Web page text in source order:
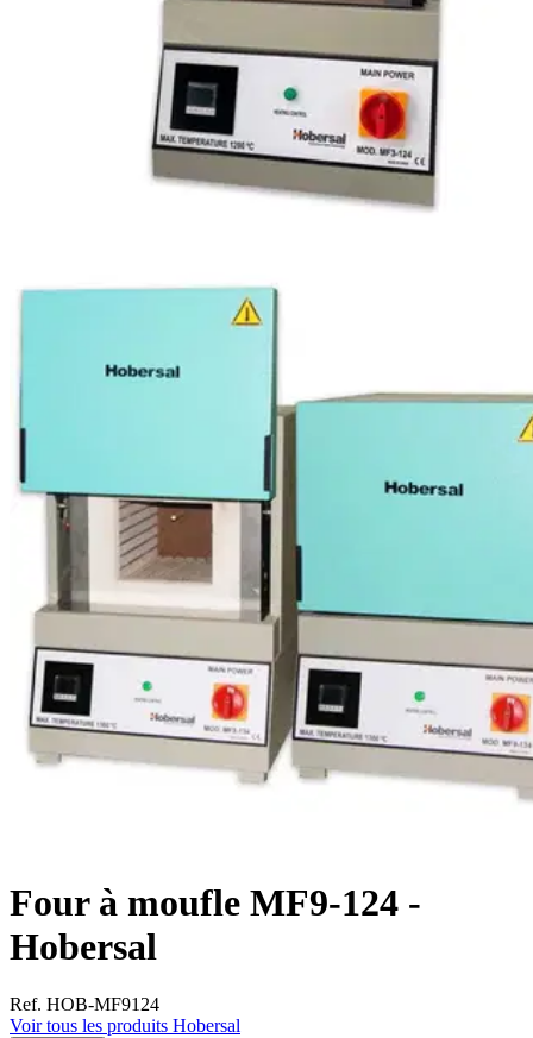
Four à moufle MF9-124 -
Hobersal
Ref. HOB-MF9124
Voir tous les produits Hobersal